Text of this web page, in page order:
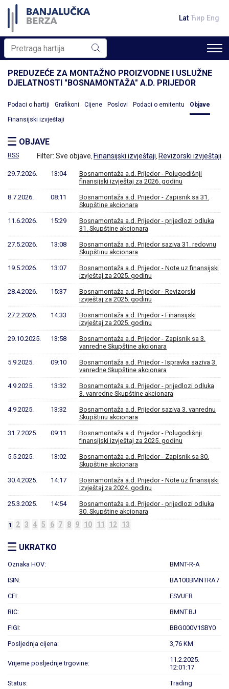
Lat Ћир Eng
PREDUZEĆE ZA MONTAŽNO PROIZVODNE I USLUŽNE
DJELATNOSTI "BOSNAMONTAŽA" A.D. PRIJEDOR
Podaci o hartiji Grafikoni Cijene Poslovi Podaci o emitentu Objave
Finansijski izvještaji
OBJAVE
RSS Filter: Sve objave, Finansijski izvještaji, Revizorski izvještaji
29.7.2026. 13:04
Bosnamontaža a.d. Prijedor - Polugodišnji
finansijski izvještaj za 2026. godinu
8.7.2026. 08:11
Bosnamontaža a.d. Prijedor - Zapisnik sa 31.
Skupštine akcionara
11.6.2026. 15:29
Bosnamontaža a.d. Prijedor - prijedlozi odluka
31. Skupštine akcionara
27.5.2026. 13:08
Bosnamontaža a.d. Prijedor saziva 31. redovnu
Skupštinu akcionara
19.5.2026. 13:07
Bosnamontaža a.d. Prijedor - Note uz finansijski
izvještaj za 2025. godinu
28.4.2026. 15:37
Bosnamontaža a.d. Prijedor - Revizorski
izvještaj za 2025. godinu
27.2.2026. 14:33
Bosnamontaža a.d. Prijedor - Finansijski
izvještaj za 2025. godinu
29.10.2025. 13:58
Bosnamontaža a.d. Prijedor - Zapisnik sa 3.
vanredne Skupštine akcionara
5.9.2025. 09:10
Bosnamontaža a.d. Prijedor - Ispravka saziva 3.
vanredne Skupštine akcionara
4.9.2025. 13:32
Bosnamontaža a.d. Prijedor - prijedlozi odluka
3. vanredne Skupštine akcionara
4.9.2025. 13:32
Bosnamontaža a.d. Prijedor saziva 3. vanrednu
Skupštinu akcionara
31.7.2025. 09:11
Bosnamontaža a.d. Prijedor - Polugodišnji
finansijski izvještaj za 2025. godinu
5.5.2025. 13:02
Bosnamontaža a.d. Prijedor - Zapisnik sa 30.
Skupštine akcionara
30.4.2025. 14:17
Bosnamontaža a.d. Prijedor - Note uz finansijski
izvještaj za 2024. godinu
25.3.2025. 14:54
Bosnamontaža a.d. Prijedor - prijedlozi odluka
30. Skupštine akcionara
1 2 3 4 5 6 7 8 9 10 11 12 13
UKRATKO
Oznaka HOV: BMNT-R-A
ISIN: BA100BMNTRA7
CFI: ESVUFR
RIC: BMNT.BJ
FIGI: BBG000V1SBY0
Posljednja cijena: 3,76 KM
Vrijeme posljednje trgovine:
11.2.2025.
12:01:17
Status: Trading